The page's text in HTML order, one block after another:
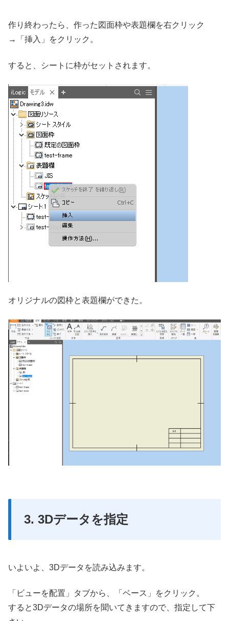
作り終わったら、作った図面枠や表題欄を右クリック
→「挿入」をクリック。
すると、シートに枠がセットされます。
オリジナルの図枠と表題欄ができた。
3. 3Dデータを指定
いよいよ、3Dデータを読み込みます。
「ビューを配置」タブから、「ベース」をクリック。
すると3Dデータの場所を聞いてきますので、指定して下